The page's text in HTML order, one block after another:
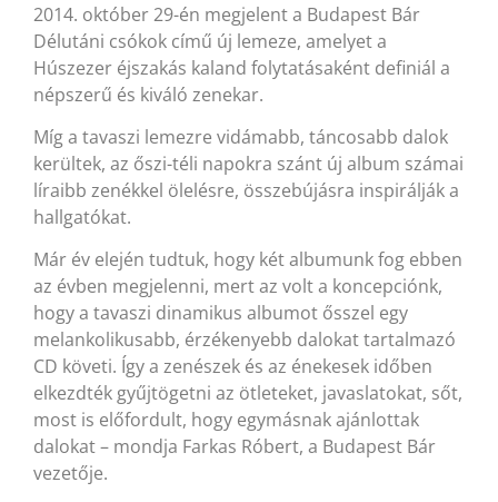
2014. október 29-én megjelent a Budapest Bár
Délutáni csókok című új lemeze, amelyet a
Húszezer éjszakás kaland folytatásaként definiál a
népszerű és kiváló zenekar.
Míg a tavaszi lemezre vidámabb, táncosabb dalok
kerültek, az őszi-téli napokra szánt új album számai
líraibb zenékkel ölelésre, összebújásra inspirálják a
hallgatókat.
Már év elején tudtuk, hogy két albumunk fog ebben
az évben megjelenni, mert az volt a koncepciónk,
hogy a tavaszi dinamikus albumot ősszel egy
melankolikusabb, érzékenyebb dalokat tartalmazó
CD követi. Így a zenészek és az énekesek időben
elkezdték gyűjtögetni az ötleteket, javaslatokat, sőt,
most is előfordult, hogy egymásnak ajánlottak
dalokat – mondja Farkas Róbert, a Budapest Bár
vezetője.